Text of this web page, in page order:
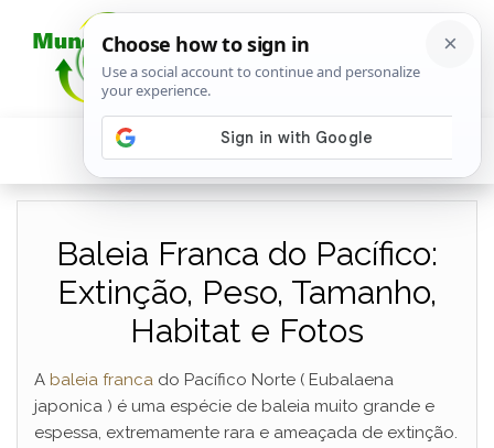
Baleia Franca do Pacífico:
Extinção, Peso, Tamanho,
Habitat e Fotos
A baleia franca do Pacífico Norte ( Eubalaena
japonica ) é uma espécie de baleia muito grande e
espessa, extremamente rara e ameaçada de extinção.